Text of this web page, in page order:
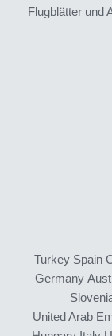
Flugblätter und
Turkey Spain
Germany
United Arab